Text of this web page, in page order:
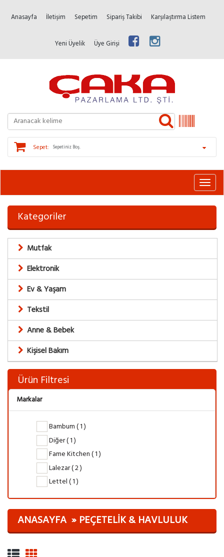
Anasayfa İletişim Sepetim Sipariş Takibi Karşılaştırma Listem
Yeni Üyelik Üye Girişi
Sepet: Sepetiniz Boş.
Kategoriler
Mutfak
Elektronik
Ev & Yaşam
Tekstil
Anne & Bebek
Kişisel Bakım
Ürün Filtresi
Markalar
Bambum ( 1 )
Diğer ( 1 )
Fame Kitchen ( 1 )
Lalezar ( 2 )
Lettel ( 1 )
ANASAYFA PEÇETELIK & HAVLULUK